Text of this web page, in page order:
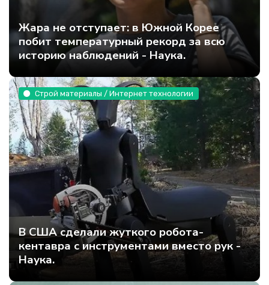
Жара не отступает: в Южной Корее
побит температурный рекорд за всю
историю наблюдений - Наука.
Строй материалы / Интернет технологии
В США сделали жуткого робота-
кентавра с инструментами вместо рук -
Наука.